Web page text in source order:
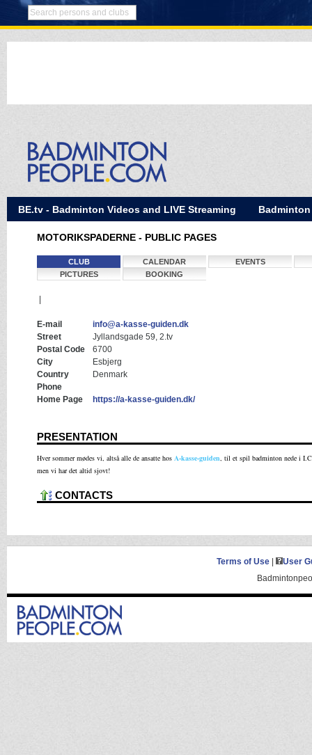
BE.tv - Badminton Videos and LIVE Streaming Badminton
MOTORIKSPADERNE - PUBLIC PAGES
CLUB CALENDAR
EVENTS
PICTURES
BOOKING
E-mail
info@a-kasse-guiden.dk
Street
Jyllandsgade 59, 2.tv
Postal Code
6700
City
Esbjerg
Country
Denmark
Phone
Home Page
https://a-kasse-guiden.dk/
PRESENTATION
Hver sommer mødes vi, altså alle de ansatte hos A-kasse-guiden, til et spil badminton nede i
men vi har det altid sjovt!
CONTACTS
Terms of Use|
User